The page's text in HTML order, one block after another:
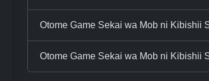
Otome Game Sekai wa Mob ni Kibishii
Otome Game Sekai wa Mob ni Kibishii